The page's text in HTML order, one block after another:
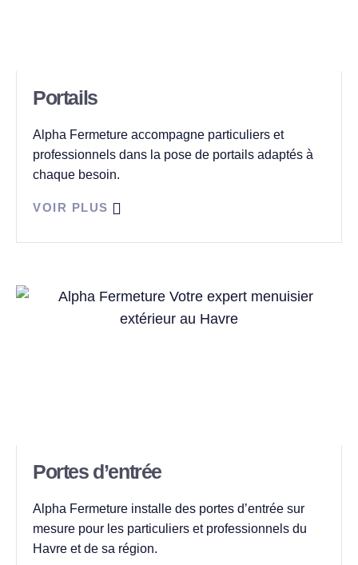
Portails
Alpha Fermeture accompagne particuliers et
professionnels dans la pose de portails adaptés à
chaque besoin.
VOIR PLUS
Portes d’entrée
Alpha Fermeture installe des portes d’entrée sur
mesure pour les particuliers et professionnels du
Havre et de sa région.